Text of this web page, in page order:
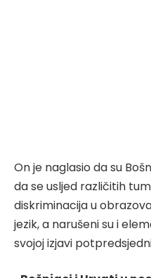
On je naglasio da su
da se usljed različitih
diskriminacija u
jezik, a narušeni su i
svojoj izjavi